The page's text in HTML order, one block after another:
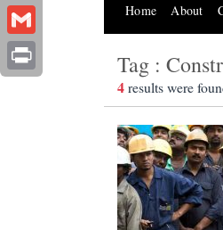
Home About
Tag :
4results were
WhatsApp
Gmail